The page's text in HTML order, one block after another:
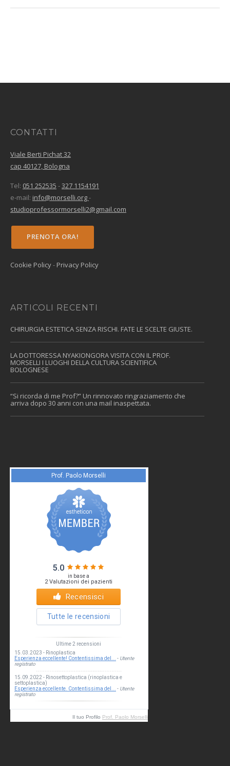
CONTATTI
Viale Berti Pichat 32
cap 40127, Bologna
Tel: 051 252535 -327 1154191
e-mail: info@morselli.org-
studioprofessormorselli2@gmail.com
PRENOTA ORA!
Cookie Policy- Privacy Policy
ARTICOLI RECENTI
CHIRURGIA ESTETICA SENZA RISCHI. FATE LE SCELTE GIUSTE.
LA DOTTORESSA NYAKIONGORA VISITA CON IL PROF.
MORSELLI I LUOGHI DELLA CULTURA SCIENTIFICA
BOLOGNESE
“Si ricorda di me Prof?” Un rinnovato ringraziamento che
arriva dopo 30 anni con una mail inaspettata.
Il tuo Profilo Prof. Paolo Morselli